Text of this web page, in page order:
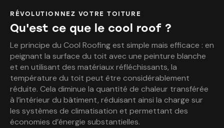
RÉVOLUTIONNEZ VOTRE TOITURE
Qu'est ce que le cool roof ?
Le principe du Cool Roofing est simple mais efficace : en
peignant la surface du toit avec une peinture blanche
et en utilisant des matériaux réfléchissants, la
température du toit peut être considérablement
réduite. Cela diminue la quantité de chaleur transférée
à l’intérieur du bâtiment, réduisant ainsi la charge sur
les systèmes de climatisation et permettant des
économies d’énergie substantielles.